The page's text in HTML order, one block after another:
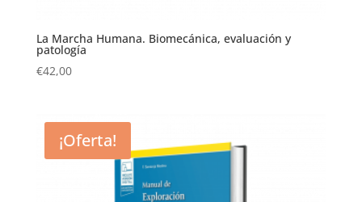
La Marcha Humana. Biomecánica, evaluación y
patología
€42,00
¡Oferta!